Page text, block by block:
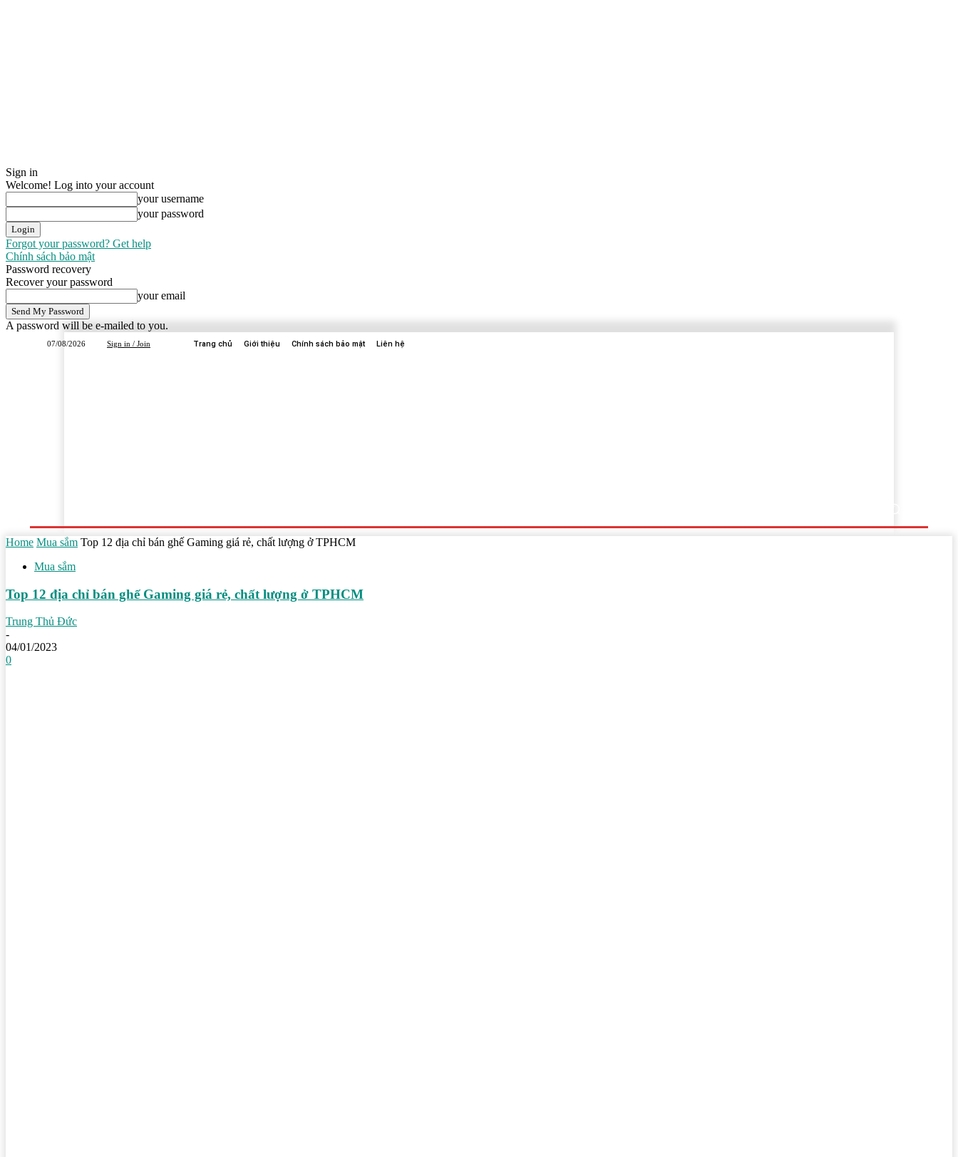
Sign in
Welcome! Log into your account
your username
your password
Forgot your password? Get help
Chính sách bảo mật
Password recovery
Recover your password
your email
A password will be e-mailed to you.
07/08/2026 Sign in / Join Trang chủ Giới thiệu Chính sách bảo mật Liên hệ
Home Mua sắm Top 12 địa chỉ bán ghế Gaming giá rẻ, chất lượng ở TPHCM
Mua sắm
Top 12 địa chỉ bán ghế Gaming giá rẻ, chất lượng ở TPHCM
Trung Thủ Đức
-
04/01/2023
0